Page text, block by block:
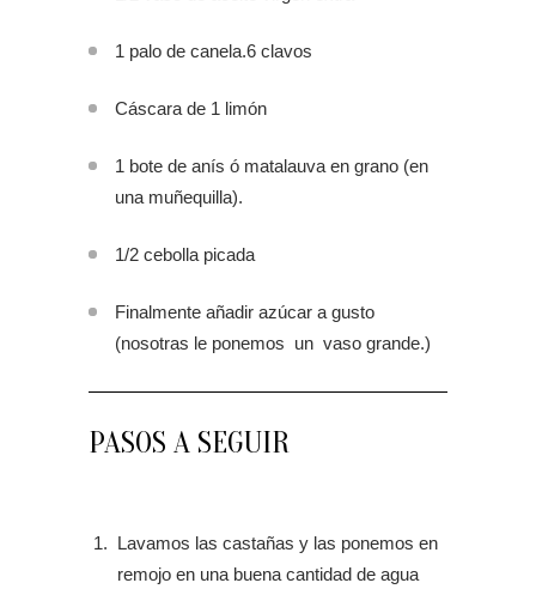
1 palo de canela.6 clavos
Cáscara de 1 limón
1 bote de anís ó matalauva en grano (en
una muñequilla).
1/2 cebolla picada
Finalmente añadir azúcar a gusto
(nosotras le ponemos un vaso grande.)
PASOS A SEGUIR
Lavamos las castañas y las ponemos en
remojo en una buena cantidad de agua